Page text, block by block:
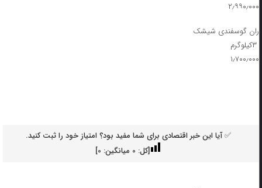
۲٫۹۹۰٫۰۰۰
ران گوسفندی شیشک
۱٫۷۰۰٫۰۰۰
✅ آیا این خبر اقتصادی برای شما مفید بود؟ امتیاز خود را ثبت کنید.
[کل: 0میانگین: 0
]